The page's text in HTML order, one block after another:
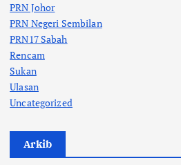
PRN Johor
PRN Negeri Sembilan
PRN17 Sabah
Rencam
Sukan
Ulasan
Uncategorized
Arkib